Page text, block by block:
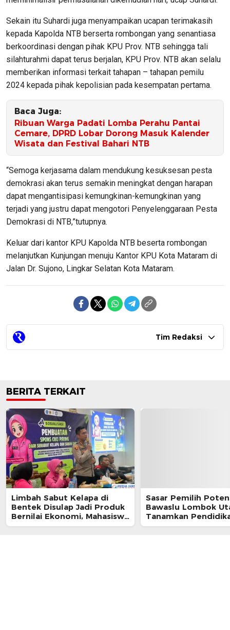
Sekain itu Suhardi juga menyampaikan ucapan terimakasih
kepada Kapolda NTB berserta rombongan yang senantiasa
berkoordinasi dengan pihak KPU Prov. NTB sehingga tali
silahturahmi dapat terus berjalan, KPU Prov. NTB akan selalu
memberikan informasi terkait tahapan – tahapan pemilu
2024 kepada pihak kepolisian pada kesempatan pertama.
Baca Juga:
Ribuan Warga Padati Lomba Perahu Pantai
Cemare, DPRD Lobar Dorong Masuk Kalender
Wisata dan Festival Bahari NTB
“Semoga kerjasama dalam mendukung kesuksesan pesta
demokrasi akan terus semakin meningkat dengan harapan
dapat mengantisipasi kemungkinan-kemungkinan yang
terjadi yang justru dapat mengotori Penyelenggaraan Pesta
Demokrasi di NTB,”tutupnya.
Keluar dari kantor KPU Kapolda NTB beserta rombongan
melanjutkan Kunjungan menuju Kantor KPU Kota Mataram di
Jalan Dr. Sujono, Lingkar Selatan Kota Mataram.
Tim Redaksi
BERITA TERKAIT
Limbah Sabut Kelapa di
Bentek Disulap Jadi Produk
Bernilai Ekonomi, Mahasiswa
KKN Gandeng Warga
Sasar Pemilih
Bawaslu Lombok
Tanamkan
Demokrasi di